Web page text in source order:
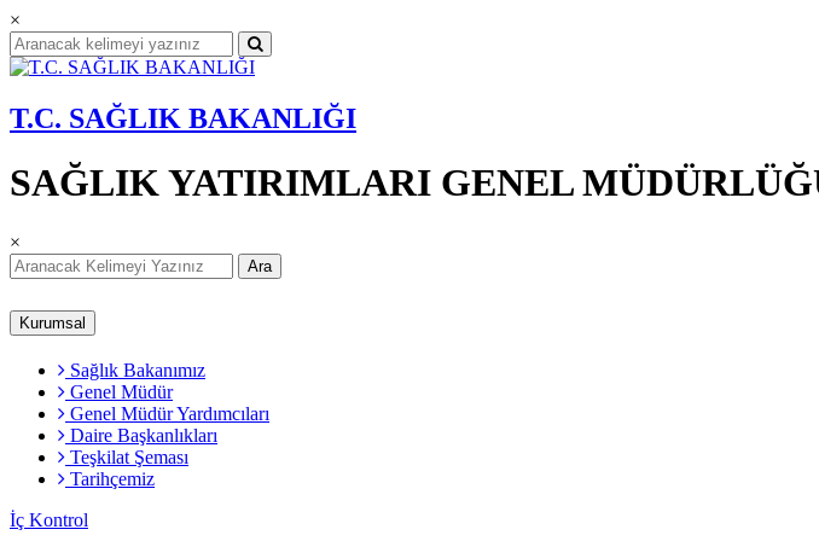
×
T.C. SAĞLIK BAKANLIĞI
SAĞLIK YATIRIMLARI GENEL
×
Ara
Kurumsal
Sağlık Bakanımız
Genel Müdür
Genel Müdür Yardımcıları
Daire Başkanlıkları
Teşkilat Şeması
Tarihçemiz
İç Kontrol